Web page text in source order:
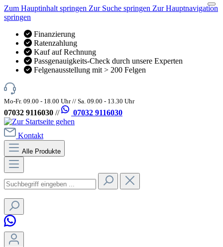
Zum Hauptinhalt springen Zur Suche springen Zur Hauptnavigation
springen
Finanzierung
Ratenzahlung
Kauf auf Rechnung
Passgenauigkeits-Check durch unsere Experten
Felgenausstellung mit > 200 Felgen
Mo-Fr. 09.00 - 18.00 Uhr // Sa. 09.00 - 13.30 Uhr
07032 9116030 // 07032 9116030
Kontakt
Alle Produkte